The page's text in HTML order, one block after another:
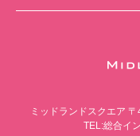
ミッドランドスクエア
TEL:総合イ